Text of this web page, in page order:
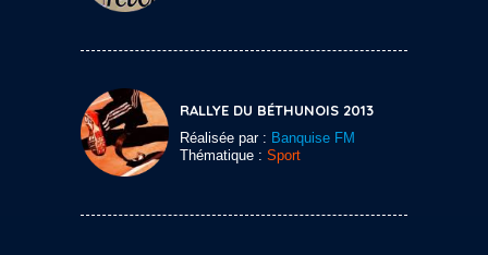
RALLYE DU BÉTHUNOIS 2013
Réalisée par : Banquise FM
Thématique : Sport